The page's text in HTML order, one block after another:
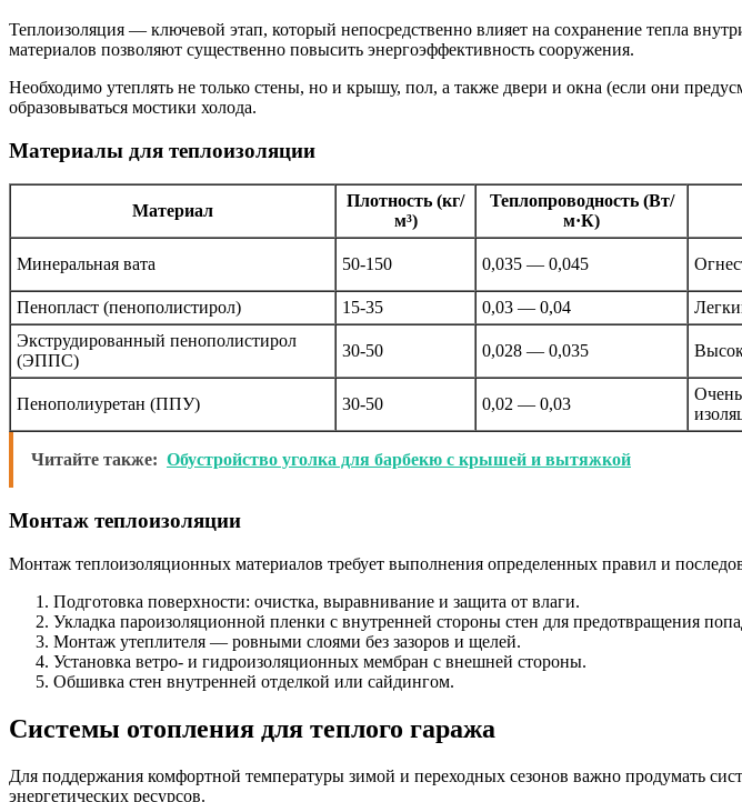
Теплоизоляция — ключевой этап, который непосредственно влияет на сохранение тепла
материалов позволяют существенно повысить энергоэффективность сооружения.
Необходимо утеплять не только стены, но и крышу, пол, а также двери и окна (если они
образовываться мостики холода.
Материалы для теплоизоляции
Материал
Плотность (кг/
м³)
Теплопроводность (Вт/
м·К)
Минеральная вата 50-150 0,035 — 0,045
Пенопласт (пенополистирол)
15-35 0,03 — 0,04
Экструдированный пенополистирол
(ЭППС)
30-50 0,028 — 0,035
Пенополиуретан (ППУ) 30-50 0,02 — 0,03
Читайте также: Обустройство уголка для барбекю с крышей и вытяжкой
Монтаж теплоизоляции
Монтаж теплоизоляционных материалов требует выполнения определенных правил и
Подготовка поверхности: очистка, выравнивание и защита от влаги.
Укладка пароизоляционной пленки с внутренней стороны стен для предотвращения
Монтаж утеплителя — ровными слоями без зазоров и щелей.
Установка ветро- и гидроизоляционных мембран с внешней стороны.
Обшивка стен внутренней отделкой или сайдингом.
Системы отопления для теплого гаража
Для поддержания комфортной температуры зимой и переходных сезонов важно продумать
энергетических ресурсов.